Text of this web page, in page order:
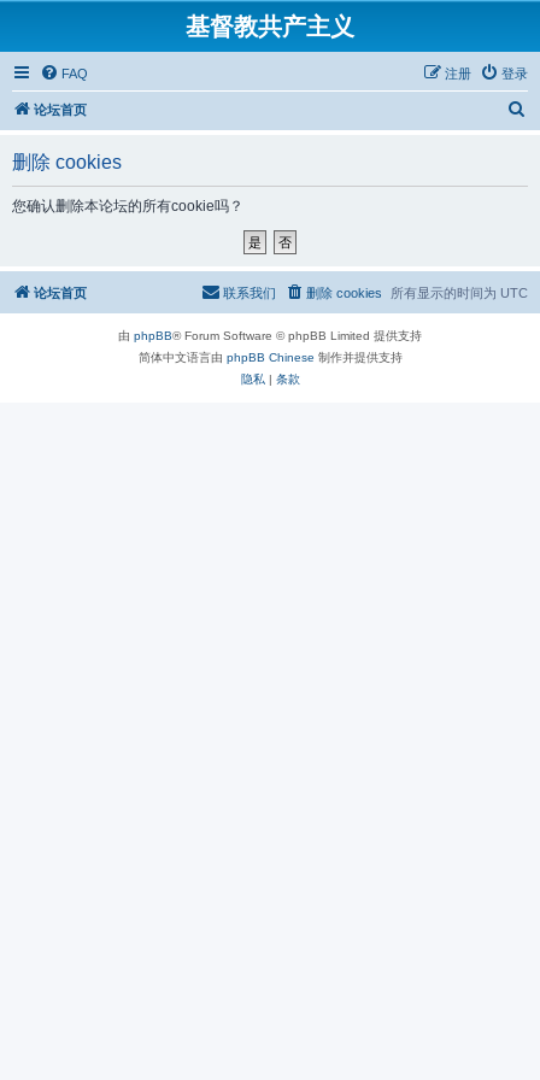
基督教共产主义
FAQ 登录
注册
论坛首页
删除 cookies
您确认删除本论坛的所有cookie吗？
论坛首页 所有显示的时间为 UTC
删除 cookies
联系我们
由 phpBB® Forum Software © phpBB Limited 提供支持
简体中文语言由 phpBB Chinese 制作并提供支持
隐私 | 条款